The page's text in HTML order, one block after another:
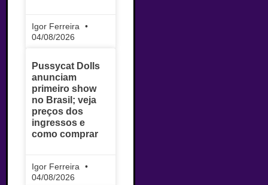
Igor Ferreira
04/08/2026
Pussycat Dolls
anunciam
primeiro show
no Brasil; veja
preços dos
ingressos e
como comprar
Igor Ferreira
04/08/2026